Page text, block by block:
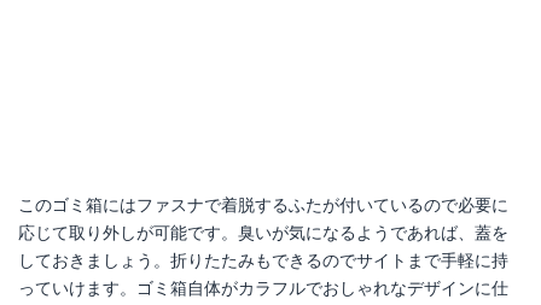
このゴミ箱にはファスナで着脱するふたが付いているので必要に
応じて取り外しが可能です。臭いが気になるようであれば、蓋を
しておきましょう。折りたたみもできるのでサイトまで手軽に持
っていけます。ゴミ箱自体がカラフルでおしゃれなデザインに仕